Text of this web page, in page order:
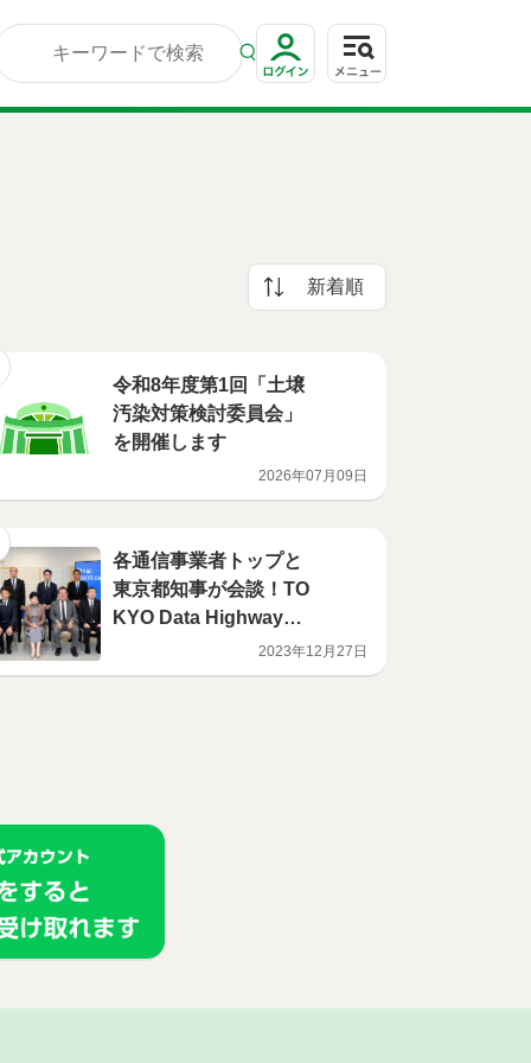
新着順
令和8年度第1回「土壌
汚染対策検討委員会」
を開催します
2026年07月09日
各通信事業者トップと
東京都知事が会談！TO
KYO Data Highwayサ
2023年12月27日